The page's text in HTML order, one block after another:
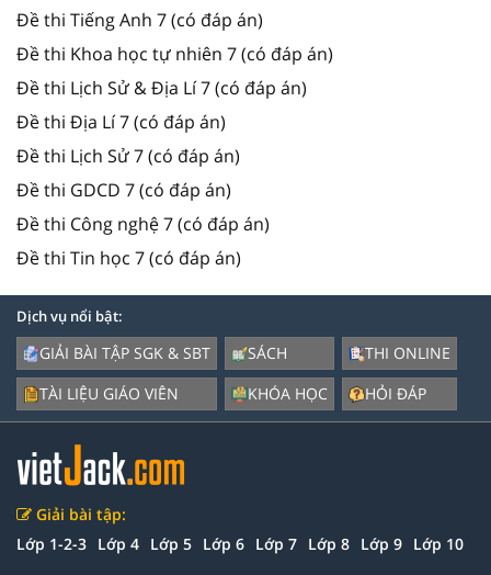
Đề thi Tiếng Anh 7 (có đáp án)
Đề thi Khoa học tự nhiên 7 (có đáp án)
Đề thi Lịch Sử & Địa Lí 7 (có đáp án)
Đề thi Địa Lí 7 (có đáp án)
Đề thi Lịch Sử 7 (có đáp án)
Đề thi GDCD 7 (có đáp án)
Đề thi Công nghệ 7 (có đáp án)
Đề thi Tin học 7 (có đáp án)
Dịch vụ nổi bật:
GIẢI BÀI TẬP SGK & SBT
TÀI LIỆU GIÁO VIÊN
SÁCH
KHÓA HỌC
THI ONLINE
HỎI ĐÁP
Giải bài tập:
Lớp 1-2-3 Lớp 4 Lớp 5 Lớp 6 Lớp 7 Lớp 8 Lớp 9 Lớp 10